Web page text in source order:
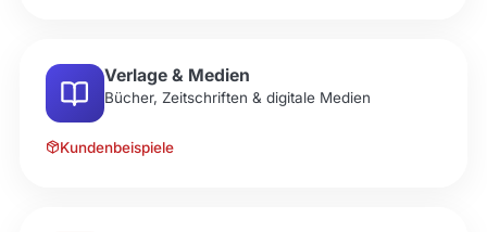
Verlage & Medien
Bücher, Zeitschriften & digitale Medien
Kundenbeispiele